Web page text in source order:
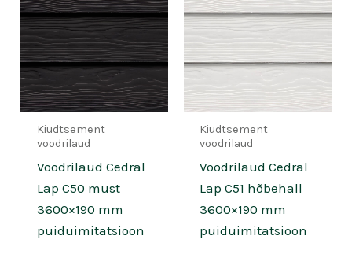
Kiudtsement
voodrilaud
Voodrilaud Cedral
Lap C50 must
3600×190 mm
puiduimitatsioon
Kiudtsement
voodrilaud
Voodrilaud Cedral
Lap C51 hõbehall
3600×190 mm
puiduimitatsioon